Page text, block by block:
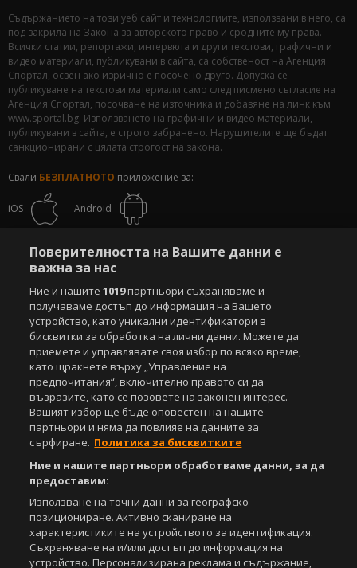
Съдържанието на този уеб сайт и технологиите, използвани в него, са
под закрила на Закона за авторското право и сродните му права.
Всички статии, репортажи, интервюта и други текстови, графични и
видео материали, публикувани в сайта, са собственост на Агенция
Спортал, освен ако изрично е посочено друго. Допуска се
публикуване на текстови материали само след писмено съгласие на
Агенция Спортал, посочване на източника и добавяне на линк към
www.sportal.bg. Използването на графични и видео материали,
публикувани в сайта, е строго забранено. Нарушителите ще бъдат
санкционирани с цялата строгост на закона.
Свали БЕЗПЛАТНОТО приложение за:
iOS Android
Powered by:
Поверителността на Вашите данни е
важна за нас
Ние и нашите1019партньори съхраняваме и
получаваме достъп до информация на Вашето
устройство, като уникални идентификатори в
бисквитки за обработка на лични данни. Можете да
приемете и управлявате своя избор по всяко време,
като щракнете върху „Управление на
предпочитания“, включително правото си да
възразите, като се позовете на законен интерес.
Вашият избор ще бъде оповестен на нашите
партньори и няма да повлияе на данните за
сърфиране. Политика за бисквитките
Ние и нашите партньори обработваме данни, за да
предоставим:
Използване на точни данни за географско
позициониране. Активно сканиране на
характеристиките на устройството за идентификация.
Съхраняване на и/или достъп до информация на
устройство. Персонализирана реклама и съдържание,